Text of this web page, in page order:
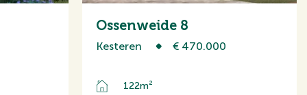
Glasvezel kabel, Natuurlijke
Ossenweide 8
Kesteren € 470.000
122m²